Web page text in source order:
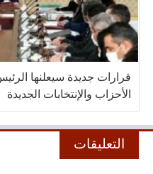
قرارات جديدة سيعلنها
الأحزاب والإنتخابات الجديدة
التعليقات